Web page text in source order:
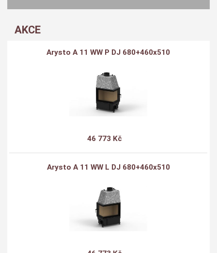
AKCE
Arysto A 11 WW P DJ 680+460x510
46 773 Kč
Arysto A 11 WW L DJ 680+460x510